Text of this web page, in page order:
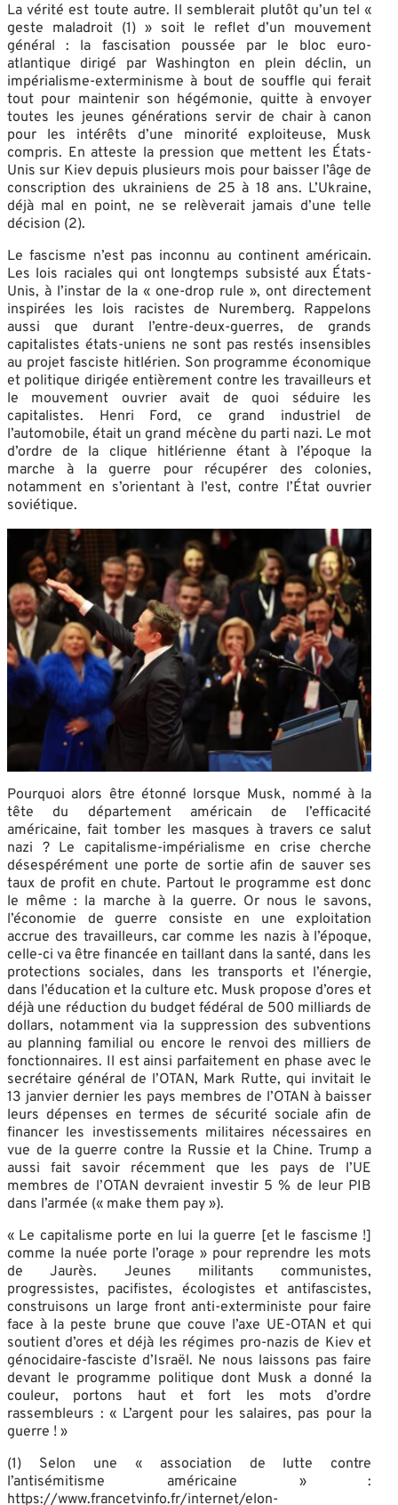
La vérité est toute autre. Il semblerait plutôt qu’un tel «
geste maladroit (1) » soit le reflet d’un mouvement
général : la fascisation poussée par le bloc euro-
atlantique dirigé par Washington en plein déclin, un
impérialisme-exterminisme à bout de souffle qui ferait
tout pour maintenir son hégémonie, quitte à envoyer
toutes les jeunes générations servir de chair à canon
pour les intérêts d’une minorité exploiteuse, Musk
compris. En atteste la pression que mettent les États-
Unis sur Kiev depuis plusieurs mois pour baisser l’âge de
conscription des ukrainiens de 25 à 18 ans. L’Ukraine,
déjà mal en point, ne se relèverait jamais d’une telle
décision (2).
Le fascisme n’est pas inconnu au continent américain.
Les lois raciales qui ont longtemps subsisté aux États-
Unis, à l’instar de la « one-drop rule », ont directement
inspirées les lois racistes de Nuremberg. Rappelons
aussi que durant l’entre-deux-guerres, de grands
capitalistes états-uniens ne sont pas restés insensibles
au projet fasciste hitlérien. Son programme économique
et politique dirigée entièrement contre les travailleurs et
le mouvement ouvrier avait de quoi séduire les
capitalistes. Henri Ford, ce grand industriel de
l’automobile, était un grand mécène du parti nazi. Le mot
d’ordre de la clique hitlérienne étant à l’époque la
marche à la guerre pour récupérer des colonies,
notamment en s’orientant à l’est, contre l’État ouvrier
soviétique.
Pourquoi alors être étonné lorsque Musk, nommé à la
tête du département américain de l’efficacité
américaine, fait tomber les masques à travers ce salut
nazi ? Le capitalisme-impérialisme en crise cherche
désespérément une porte de sortie afin de sauver ses
taux de profit en chute. Partout le programme est donc
le même : la marche à la guerre. Or nous le savons,
l’économie de guerre consiste en une exploitation
accrue des travailleurs, car comme les nazis à l’époque,
celle-ci va être financée en taillant dans la santé, dans les
protections sociales, dans les transports et l’énergie,
dans l’éducation et la culture etc. Musk propose d’ores et
déjà une réduction du budget fédéral de 500 milliards de
dollars, notamment via la suppression des subventions
au planning familial ou encore le renvoi des milliers de
fonctionnaires. Il est ainsi parfaitement en phase avec le
secrétaire général de l’OTAN, Mark Rutte, qui invitait le
13 janvier dernier les pays membres de l’OTAN à baisser
leurs dépenses en termes de sécurité sociale afin de
financer les investissements militaires nécessaires en
vue de la guerre contre la Russie et la Chine. Trump a
aussi fait savoir récemment que les pays de l’UE
membres de l’OTAN devraient investir 5 % de leur PIB
dans l’armée (« make them pay »).
« Le capitalisme porte en lui la guerre [et le fascisme !]
comme la nuée porte l’orage » pour reprendre les mots
de Jaurès. Jeunes militants communistes,
progressistes, pacifistes, écologistes et antifascistes,
construisons un large front anti-exterministe pour faire
face à la peste brune que couve l’axe UE-OTAN et qui
soutient d’ores et déjà les régimes pro-nazis de Kiev et
génocidaire-fasciste d’Israël. Ne nous laissons pas faire
devant le programme politique dont Musk a donné la
couleur, portons haut et fort les mots d’ordre
rassembleurs : « L’argent pour les salaires, pas pour la
guerre ! »
(1) Selon une « association de lutte contre
l’antisémitisme américaine » :
https://www.francetvinfo.fr/internet/elon-